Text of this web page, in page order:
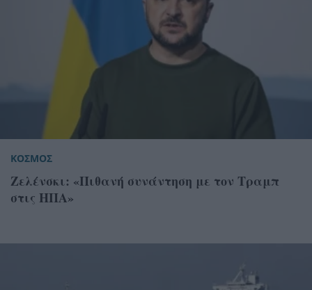
ΚΟΣΜΟΣ
Ζελένσκι: «Πιθανή συνάντηση με τον Τραμπ
στις ΗΠΑ»